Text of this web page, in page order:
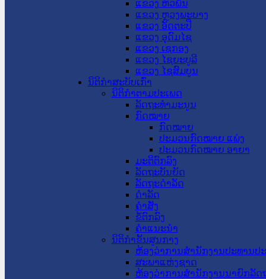
ແຂວງ ຫົວພັນ
ແຂວງ ຫຼວງພະບາງ
ແຂວງ ອັດຕະປື
ແຂວງ ອຸດົມໄຊ
ແຂວງ ເຊກອງ
ແຂວງ ໄຊຍະບູລີ
ແຂວງ ໄຊສົມບູນ
ນິຕິກໍາສະບັບເກົ່າ
ນິຕິກຳຕາມປະເພດ
ລັດຖະທໍາມະນູນ
ກົດໝາຍ
ກົດໝາຍ
ປະມວນກົດໝາຍ ແພ່ງ
ປະມວນກົດໝາຍ ອາຍາ
ມະຕິຕົກລົງ
ລັດຖະບັນຍັດ
ລັດຖະດໍາລັດ
ດໍາລັດ
ຄໍາສັ່ງ
ຂໍ້ຕົກລົງ
ຄໍາແນະນໍາ
ນິຕິກໍາຂັ້ນສູນກາງ
ຫ້ອງວ່າການສໍານັກງານປະທານປ
ສະພາແຫ່ງຊາດ
ຫ້ອງວ່າການສຳນັກງານນາຍົກລັດ